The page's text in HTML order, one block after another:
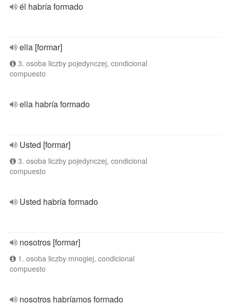
él habría formado
ella [formar]
3. osoba liczby pojedynczej, condicional
compuesto
ella habría formado
Usted [formar]
3. osoba liczby pojedynczej, condicional
compuesto
Usted habría formado
nosotros [formar]
1. osoba liczby mnogiej, condicional
compuesto
nosotros habríamos formado